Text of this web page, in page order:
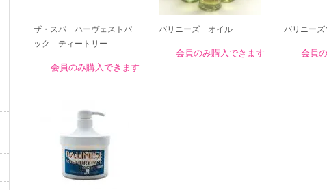
ザ・スパ ハーヴェストパ
ック ティートリー
会員のみ購入できます
バリニーズ オイル
会員のみ購入できます
バリニーズ
会員